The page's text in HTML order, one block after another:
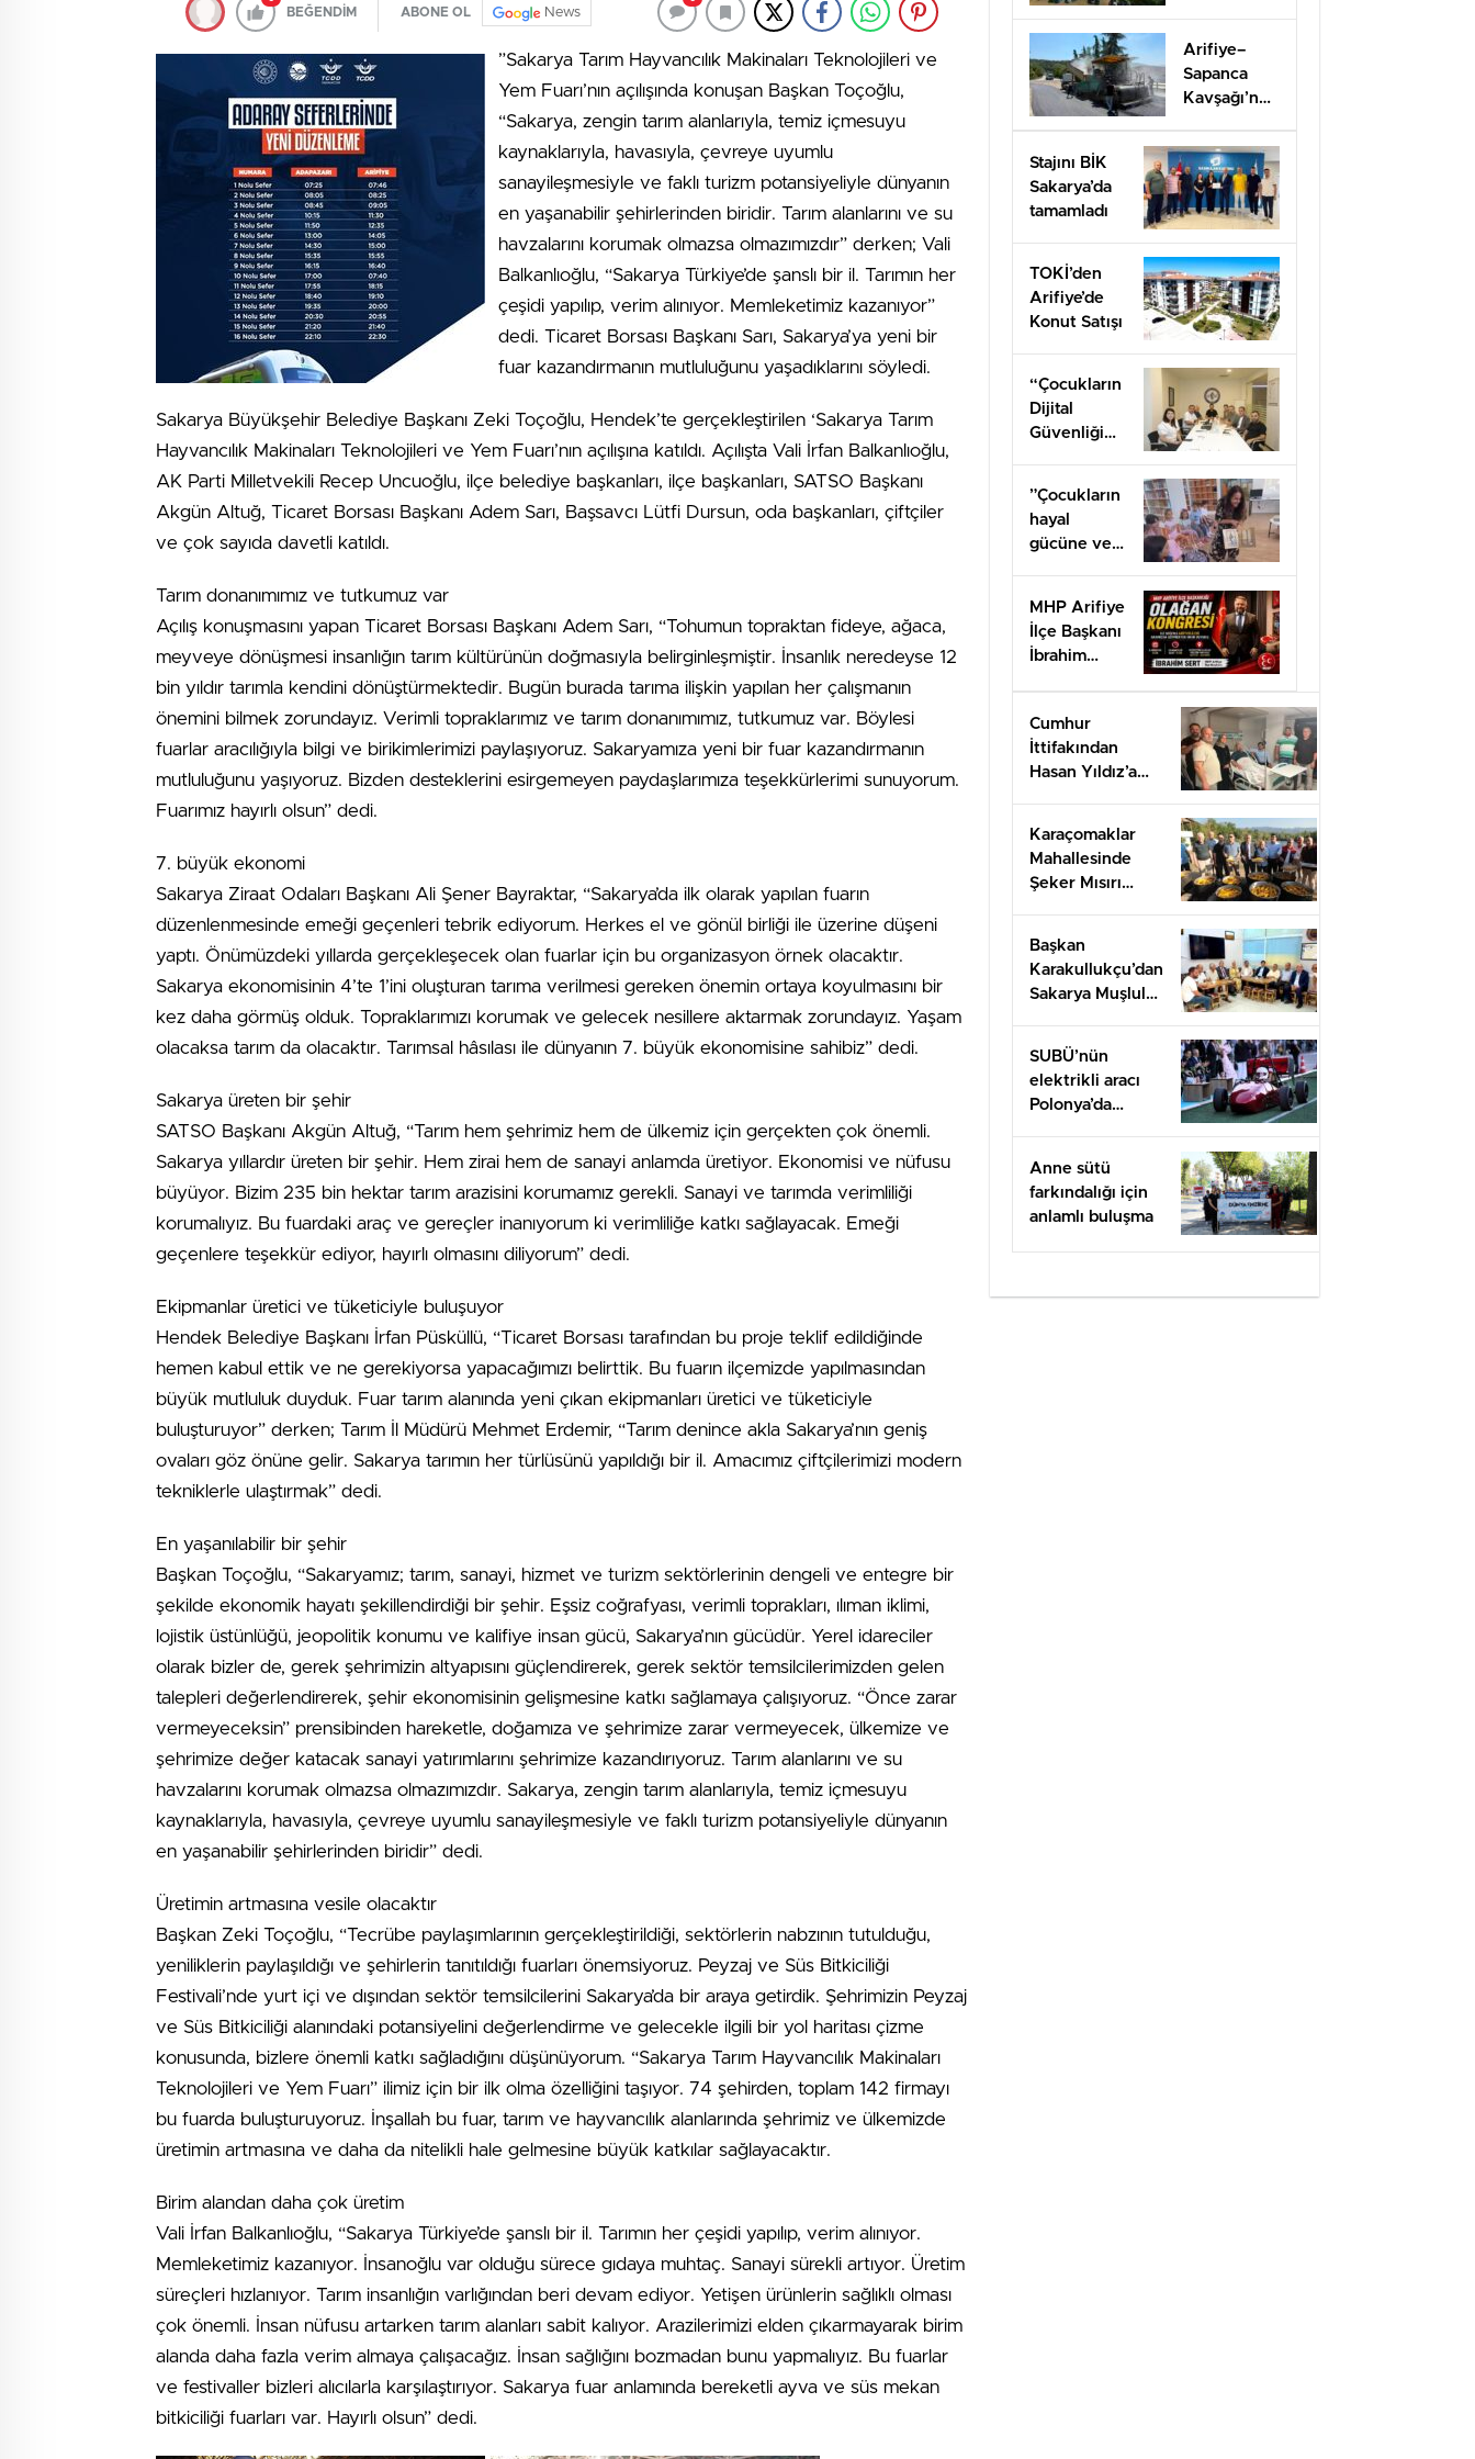
BEĞENDİM ABONE OL News
”Sakarya Tarım Hayvancılık Makinaları Teknolojileri ve
Yem Fuarı’nın açılışında konuşan Başkan Toçoğlu,
“Sakarya, zengin tarım alanlarıyla, temiz içmesuyu
kaynaklarıyla, havasıyla, çevreye uyumlu
sanayileşmesiyle ve faklı turizm potansiyeliyle dünyanın
en yaşanabilir şehirlerinden biridir. Tarım alanlarını ve su
havzalarını korumak olmazsa olmazımızdır” derken; Vali
Balkanlıoğlu, “Sakarya Türkiye’de şanslı bir il. Tarımın her
çeşidi yapılıp, verim alınıyor. Memleketimiz kazanıyor”
dedi. Ticaret Borsası Başkanı Sarı, Sakarya’ya yeni bir
fuar kazandırmanın mutluluğunu yaşadıklarını söyledi.
Sakarya Büyükşehir Belediye Başkanı Zeki Toçoğlu, Hendek’te gerçekleştirilen ‘Sakarya Tarım
Hayvancılık Makinaları Teknolojileri ve Yem Fuarı’nın açılışına katıldı. Açılışta Vali İrfan Balkanlıoğlu,
AK Parti Milletvekili Recep Uncuoğlu, ilçe belediye başkanları, ilçe başkanları, SATSO Başkanı
Akgün Altuğ, Ticaret Borsası Başkanı Adem Sarı, Başsavcı Lütfi Dursun, oda başkanları, çiftçiler
ve çok sayıda davetli katıldı.
Tarım donanımımız ve tutkumuz var
Açılış konuşmasını yapan Ticaret Borsası Başkanı Adem Sarı, “Tohumun topraktan fideye, ağaca,
meyveye dönüşmesi insanlığın tarım kültürünün doğmasıyla belirginleşmiştir. İnsanlık neredeyse 12
bin yıldır tarımla kendini dönüştürmektedir. Bugün burada tarıma ilişkin yapılan her çalışmanın
önemini bilmek zorundayız. Verimli topraklarımız ve tarım donanımımız, tutkumuz var. Böylesi
fuarlar aracılığıyla bilgi ve birikimlerimizi paylaşıyoruz. Sakaryamıza yeni bir fuar kazandırmanın
mutluluğunu yaşıyoruz. Bizden desteklerini esirgemeyen paydaşlarımıza teşekkürlerimi sunuyorum.
Fuarımız hayırlı olsun” dedi.
7. büyük ekonomi
Sakarya Ziraat Odaları Başkanı Ali Şener Bayraktar, “Sakarya’da ilk olarak yapılan fuarın
düzenlenmesinde emeği geçenleri tebrik ediyorum. Herkes el ve gönül birliği ile üzerine düşeni
yaptı. Önümüzdeki yıllarda gerçekleşecek olan fuarlar için bu organizasyon örnek olacaktır.
Sakarya ekonomisinin 4’te 1’ini oluşturan tarıma verilmesi gereken önemin ortaya koyulmasını bir
kez daha görmüş olduk. Topraklarımızı korumak ve gelecek nesillere aktarmak zorundayız. Yaşam
olacaksa tarım da olacaktır. Tarımsal hâsılası ile dünyanın 7. büyük ekonomisine sahibiz” dedi.
Sakarya üreten bir şehir
SATSO Başkanı Akgün Altuğ, “Tarım hem şehrimiz hem de ülkemiz için gerçekten çok önemli.
Sakarya yıllardır üreten bir şehir. Hem zirai hem de sanayi anlamda üretiyor. Ekonomisi ve nüfusu
büyüyor. Bizim 235 bin hektar tarım arazisini korumamız gerekli. Sanayi ve tarımda verimliliği
korumalıyız. Bu fuardaki araç ve gereçler inanıyorum ki verimliliğe katkı sağlayacak. Emeği
geçenlere teşekkür ediyor, hayırlı olmasını diliyorum” dedi.
Ekipmanlar üretici ve tüketiciyle buluşuyor
Hendek Belediye Başkanı İrfan Püsküllü, “Ticaret Borsası tarafından bu proje teklif edildiğinde
hemen kabul ettik ve ne gerekiyorsa yapacağımızı belirttik. Bu fuarın ilçemizde yapılmasından
büyük mutluluk duyduk. Fuar tarım alanında yeni çıkan ekipmanları üretici ve tüketiciyle
buluşturuyor” derken; Tarım İl Müdürü Mehmet Erdemir, “Tarım denince akla Sakarya’nın geniş
ovaları göz önüne gelir. Sakarya tarımın her türlüsünü yapıldığı bir il. Amacımız çiftçilerimizi modern
tekniklerle ulaştırmak” dedi.
En yaşanılabilir bir şehir
Başkan Toçoğlu, “Sakaryamız; tarım, sanayi, hizmet ve turizm sektörlerinin dengeli ve entegre bir
şekilde ekonomik hayatı şekillendirdiği bir şehir. Eşsiz coğrafyası, verimli toprakları, ılıman iklimi,
lojistik üstünlüğü, jeopolitik konumu ve kalifiye insan gücü, Sakarya’nın gücüdür. Yerel idareciler
olarak bizler de, gerek şehrimizin altyapısını güçlendirerek, gerek sektör temsilcilerimizden gelen
talepleri değerlendirerek, şehir ekonomisinin gelişmesine katkı sağlamaya çalışıyoruz. “Önce zarar
vermeyeceksin” prensibinden hareketle, doğamıza ve şehrimize zarar vermeyecek, ülkemize ve
şehrimize değer katacak sanayi yatırımlarını şehrimize kazandırıyoruz. Tarım alanlarını ve su
havzalarını korumak olmazsa olmazımızdır. Sakarya, zengin tarım alanlarıyla, temiz içmesuyu
kaynaklarıyla, havasıyla, çevreye uyumlu sanayileşmesiyle ve faklı turizm potansiyeliyle dünyanın
en yaşanabilir şehirlerinden biridir” dedi.
Üretimin artmasına vesile olacaktır
Başkan Zeki Toçoğlu, “Tecrübe paylaşımlarının gerçekleştirildiği, sektörlerin nabzının tutulduğu,
yeniliklerin paylaşıldığı ve şehirlerin tanıtıldığı fuarları önemsiyoruz. Peyzaj ve Süs Bitkiciliği
Festivali’nde yurt içi ve dışından sektör temsilcilerini Sakarya’da bir araya getirdik. Şehrimizin Peyzaj
ve Süs Bitkiciliği alanındaki potansiyelini değerlendirme ve gelecekle ilgili bir yol haritası çizme
konusunda, bizlere önemli katkı sağladığını düşünüyorum. “Sakarya Tarım Hayvancılık Makinaları
Teknolojileri ve Yem Fuarı” ilimiz için bir ilk olma özelliğini taşıyor. 74 şehirden, toplam 142 firmayı
bu fuarda buluşturuyoruz. İnşallah bu fuar, tarım ve hayvancılık alanlarında şehrimiz ve ülkemizde
üretimin artmasına ve daha da nitelikli hale gelmesine büyük katkılar sağlayacaktır.
Birim alandan daha çok üretim
Vali İrfan Balkanlıoğlu, “Sakarya Türkiye’de şanslı bir il. Tarımın her çeşidi yapılıp, verim alınıyor.
Memleketimiz kazanıyor. İnsanoğlu var olduğu sürece gıdaya muhtaç. Sanayi sürekli artıyor. Üretim
süreçleri hızlanıyor. Tarım insanlığın varlığından beri devam ediyor. Yetişen ürünlerin sağlıklı olması
çok önemli. İnsan nüfusu artarken tarım alanları sabit kalıyor. Arazilerimizi elden çıkarmayarak birim
alanda daha fazla verim almaya çalışacağız. İnsan sağlığını bozmadan bunu yapmalıyız. Bu fuarlar
ve festivaller bizleri alıcılarla karşılaştırıyor. Sakarya fuar anlamında bereketli ayva ve süs mekan
bitkiciliği fuarları var. Hayırlı olsun” dedi.
Hazırlıyor
Arifiye–
Sapanca
Kavşağı’nda
çalışması
Stajını BİK
Sakarya’da
tamamladı
TOKİ’den
Arifiye’de
Konut Satışı
“Çocukların
Dijital
Güvenliği
”Çocukların
hayal
gücüne ve
ev sahipliği
yaptı.”
MHP Arifiye
İlçe Başkanı
İbrahim
daveti
Cumhur
İttifakından
Hasan Yıldız’a
Karaçomaklar
Mahallesinde
Şeker Mısırı
Başkan
Karakullukçu’dan
Sakarya Muşlular
ziyaret
SUBÜ’nün
elektrikli aracı
Polonya’da
Anne sütü
farkındalığı için
anlamlı buluşma